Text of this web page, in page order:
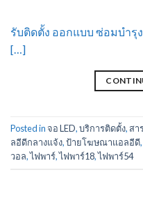
รับติดตั้ง ออกแบบ ซ่อมบำรุ
[…]
Posted inจอ LED,บริการติดตั้ง, สา
ลอีดีกลางแจ้ง,ป้ายโฆษณาแอลอีดี,
วอล,ไฟพาร์,ไฟพาร์18,ไฟพาร์54